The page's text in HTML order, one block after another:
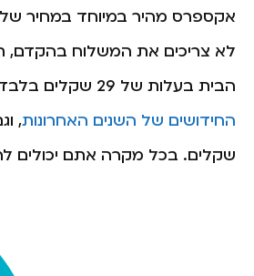
לא צריכים את המשלוח בהקדם,
הבית בעלות של 29 שקלים בלבד. לבסוף, ניתן גם לקבל את המוצרים במשלוח צ'יטה לנקודת איסוף (אחד
החידושים של השנים האחרונות
שקלים. בכל מקרה אתם יכולים